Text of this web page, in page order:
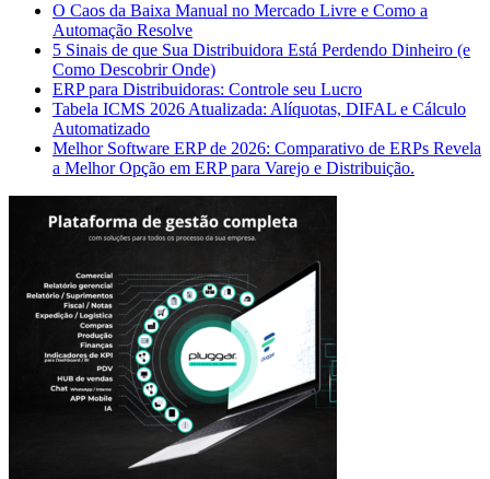
O Caos da Baixa Manual no Mercado Livre e Como a
Automação Resolve
5 Sinais de que Sua Distribuidora Está Perdendo Dinheiro (e
Como Descobrir Onde)
ERP para Distribuidoras: Controle seu Lucro
Tabela ICMS 2026 Atualizada: Alíquotas, DIFAL e Cálculo
Automatizado
Melhor Software ERP de 2026: Comparativo de ERPs Revela
a Melhor Opção em ERP para Varejo e Distribuição.